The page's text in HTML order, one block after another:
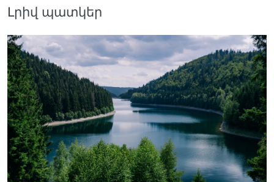
Լրիվ պատկեր